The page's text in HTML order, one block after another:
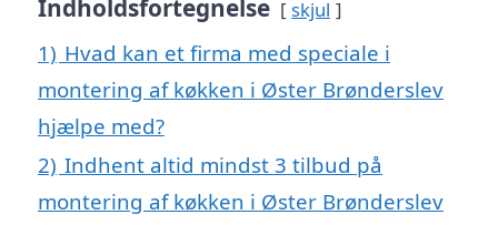
Indholdsfortegnelse skjul
1) Hvad kan et firma med speciale i
montering af køkken i Øster Brønderslev
hjælpe med?
2) Indhent altid mindst 3 tilbud på
montering af køkken i Øster Brønderslev